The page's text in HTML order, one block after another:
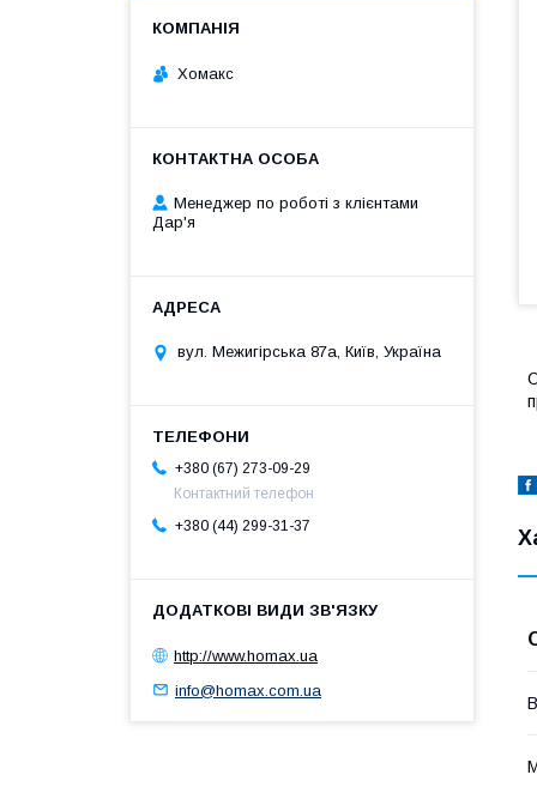
Хомакс
Менеджер по роботі з клієнтами
Дар'я
вул. Межигірська 87а, Київ, Україна
+380 (67) 273-09-29
Контактний телефон
+380 (44) 299-31-37
http://www.homax.ua
info@homax.com.ua